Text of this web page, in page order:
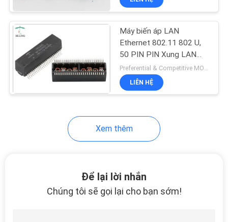
Máy biến áp LAN
Ethernet 802.11 802 U,
50 PIN PIN Xung LAN
Biến đổi bề mặt
Preferential & Competitive MOQ:3000
LIÊN HỆ
Xem thêm
Để lại lời nhắn
Chúng tôi sẽ gọi lại cho bạn sớm!